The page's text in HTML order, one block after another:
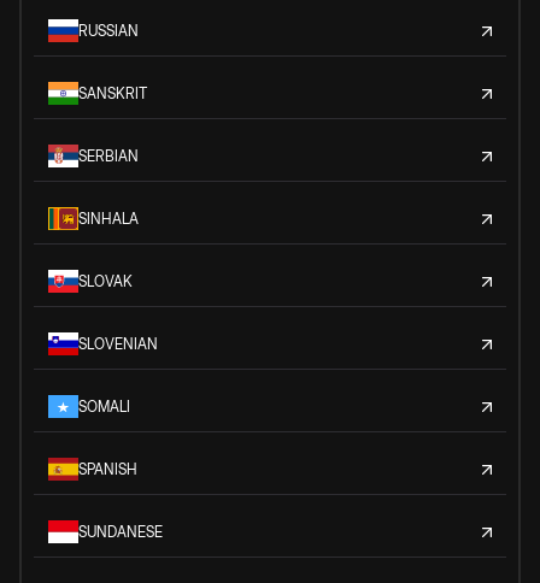
RUSSIAN
SANSKRIT
SERBIAN
SINHALA
SLOVAK
SLOVENIAN
SOMALI
SPANISH
SUNDANESE